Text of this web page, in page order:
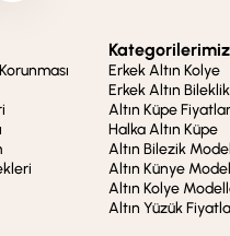
Kategorilerimiz
Erkek Altın Kolye
Erkek Altın Bileklik
Altın Küpe
Halka Altın Küpe
Altın Bilezik
Altın Künye
Altın Kolye
Altın Yüzük